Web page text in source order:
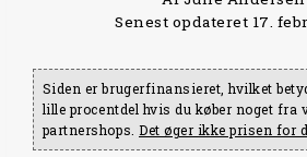
Senest opdateret 17.
Siden er brugerfinansieret, hvilket
lille procentdel hvis du køber noget fra
partnershops.Det øger ikke prisen for